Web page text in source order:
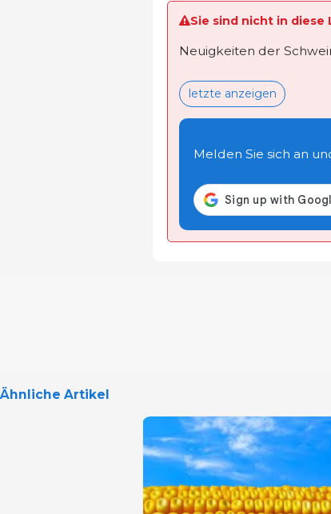
Sie sind nicht in
Neuigkeiten der
letzte anzeigen
Melden Sie sich an
Ähnliche Artikel